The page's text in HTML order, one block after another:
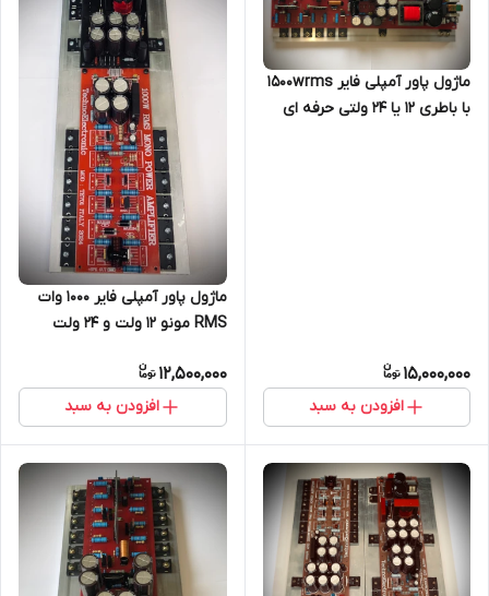
ماژول پاور آمپلی فایر 1500wrms
با باطری ۱۲ یا ۲۴ ولتی حرفه ای
15,000,000
افزودن به سبد
ماژول پاور آمپلی فایر ۱۰۰۰ وات
RMS مونو ۱۲ ولت و ۲۴ ولت
12,500,000
افزودن به سبد